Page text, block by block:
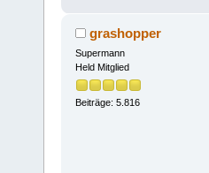
grashopper
Supermann
Held Mitglied
Beiträge: 5.816